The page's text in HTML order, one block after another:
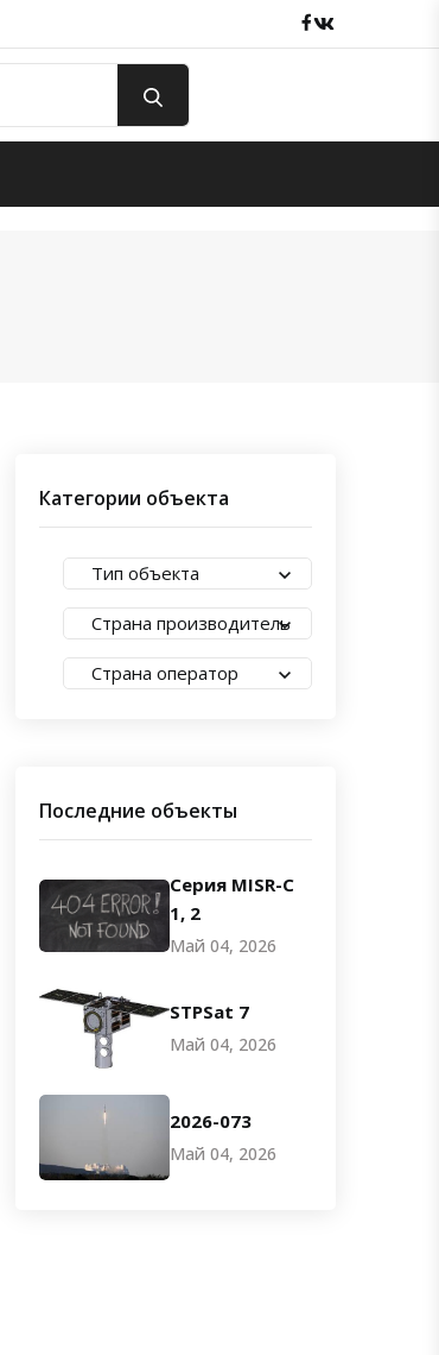
Facebook
Категории объекта
Тип объекта
Страна производитель
Страна оператор
Последние объекты
Серия MISR-C
1, 2
Май 04, 2026
STPSat 7
Май 04, 2026
2026-073
Май 04, 2026